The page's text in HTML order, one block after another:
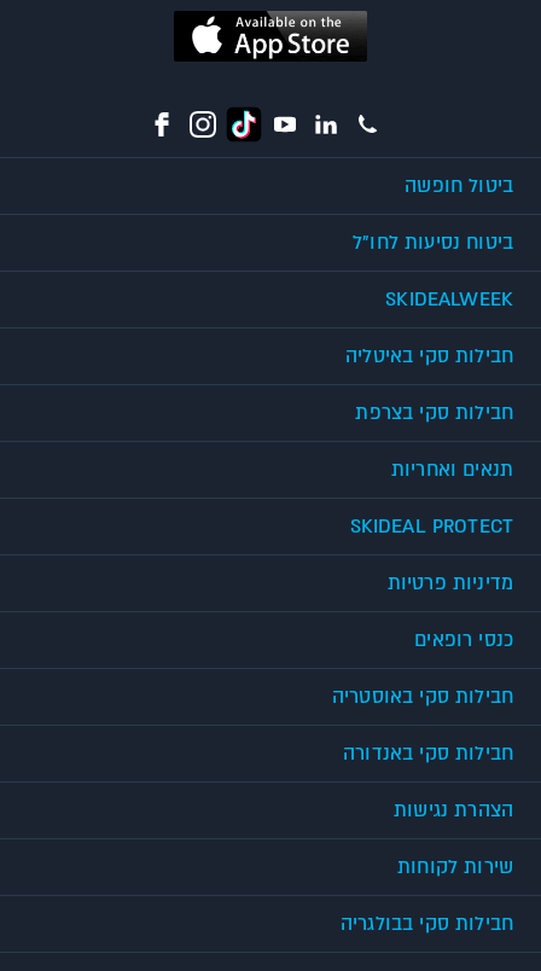
ביטול חופשה
ביטוח נסיעות לחו"ל
SKIDEALWEEK
חבילות סקי באיטליה
חבילות סקי בצרפת
תנאים ואחריות
SKIDEAL PROTECT
מדיניות פרטיות
כנסי רופאים
חבילות סקי באוסטריה
חבילות סקי באנדורה
הצהרת נגישות
שירות לקוחות
חבילות סקי בבולגריה